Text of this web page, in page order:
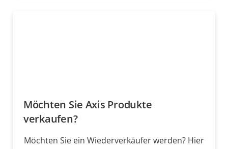
Möchten Sie Axis Produkte
verkaufen?
Möchten Sie ein Wiederverkäufer werden? Hier